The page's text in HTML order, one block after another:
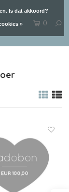
0
Is dat akkoord?
»